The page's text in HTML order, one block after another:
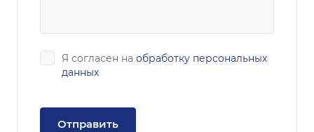
Я согласен на обработку персональных
данных
Отправить